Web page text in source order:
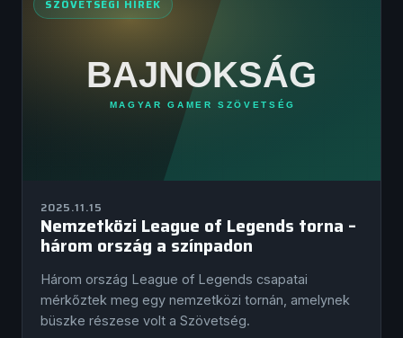
SZÖVETSÉGI HÍREK
2025.11.15
Nemzetközi League of Legends torna –
három ország a színpadon
Három ország League of Legends csapatai
mérkőztek meg egy nemzetközi tornán, amelynek
büszke részese volt a Szövetség.